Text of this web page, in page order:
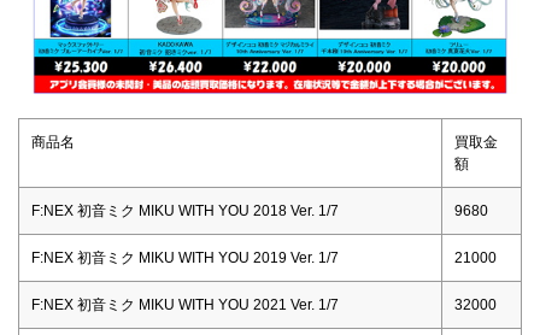
商品名
買取金
額
F:NEX 初音ミク MIKU WITH YOU 2018 Ver. 1/7 9680
F:NEX 初音ミク MIKU WITH YOU 2019 Ver. 1/7 21000
F:NEX 初音ミク MIKU WITH YOU 2021 Ver. 1/7 32000